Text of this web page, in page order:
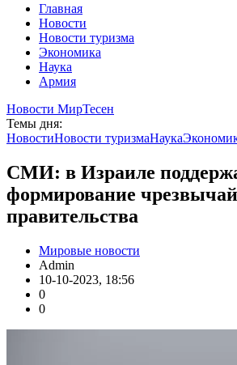
Главная
Новости
Новости туризма
Экономика
Наука
Армия
Новости МирТесен
Темы дня:
НовостиНовости туризмаНаука
СМИ: в Израиле
формирование
правительства
Мировые новости
Admin
10-10-2023, 18:56
0
0